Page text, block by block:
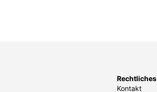
Rechtliches
Kontakt